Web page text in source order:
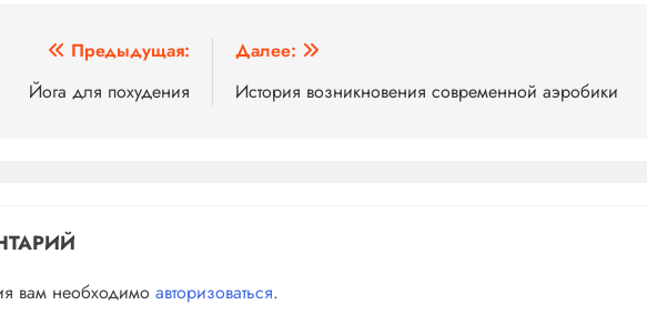
Предыдущая:
Йога для похудения
Далее:
История возникновения современной аэробики
вам необходимо авторизоваться.